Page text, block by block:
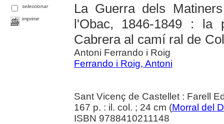
seleccionar
imprimir
La Guerra dels
l'Obac, 1846-1849 : la
Cabrera al camí ral de
Antoni Ferrando i Roig
Ferrando i Roig, Antoni
Sant Vicenç de Castellet : Farell
167 p. : il. col. ; 24 cm (Morral del
ISBN 9788410211148